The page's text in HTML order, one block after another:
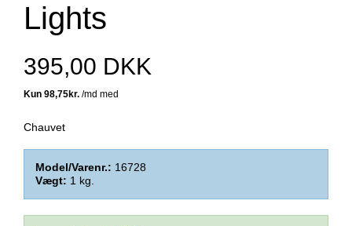
Lights
395,00 DKK
Chauvet
Model/Varenr.: 16728
Vægt: 1 kg.